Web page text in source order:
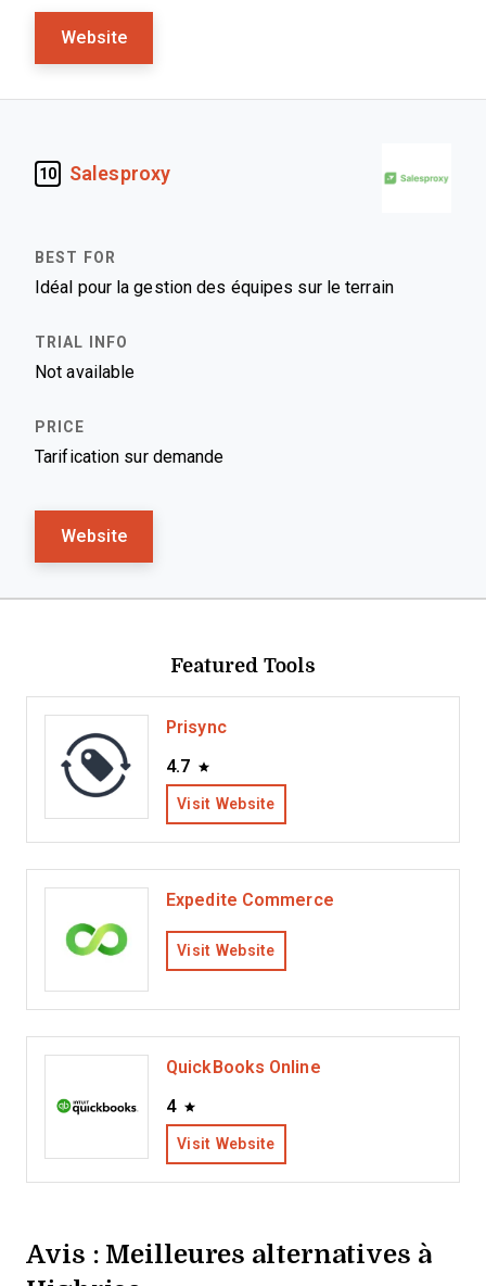
Website
10 Salesproxy
Idéal pour la gestion des équipes sur le terrain
Not available
Tarification sur demande
Website
Featured Tools
Prisync
4.7
Visit Website
Expedite Commerce
Visit Website
QuickBooks Online
4
Visit Website
Avis : Meilleures alternatives à